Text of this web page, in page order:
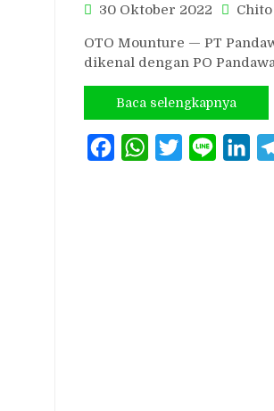
30 Oktober 2022 Chito
OTO Mounture — PT
dikenal dengan PO
Baca selengkapnya
FacebookWhatsAppTwitterLine